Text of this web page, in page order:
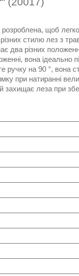
щоб
стилю лез з
два різних
вона ідеально
ручку на 90 °,
при натиранні
леза при